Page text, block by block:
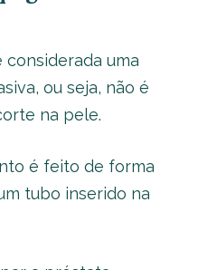
uma
ou seja, não é
na pele.
é feito de forma
tubo inserido na